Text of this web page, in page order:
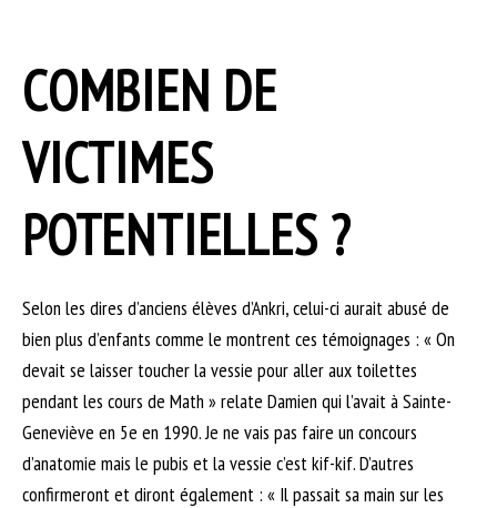
COMBIEN DE
VICTIMES
POTENTIELLES ?
Selon les dires d’anciens élèves d’Ankri, celui-ci aurait abusé de
bien plus d’enfants comme le montrent ces témoignages : « On
devait se laisser toucher la vessie pour aller aux toilettes
pendant les cours de Math » relate Damien qui l’avait à Sainte-
Geneviève en 5e en 1990. Je ne vais pas faire un concours
d’anatomie mais le pubis et la vessie c’est kif-kif. D’autres
confirmeront et diront également : « Il passait sa main sur les